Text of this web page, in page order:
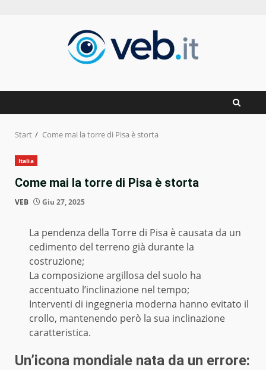
Start Come mai la torre di Pisa è storta
Italia
Come mai la torre di Pisa è storta
VEB Giu 27, 2025
La pendenza della Torre di Pisa è causata da un
cedimento del terreno già durante la
costruzione;
La composizione argillosa del suolo ha
accentuato l’inclinazione nel tempo;
Interventi di ingegneria moderna hanno evitato il
crollo, mantenendo però la sua inclinazione
caratteristica.
Un’icona mondiale nata da un errore: